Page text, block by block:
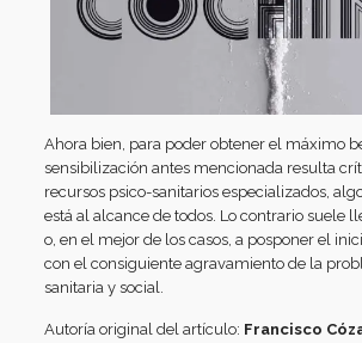
Ahora bien, para poder obtener el máximo
sensibilización antes mencionada resulta
recursos psico-sanitarios especializados,
está al alcance de todos. Lo contrario suele
o, en el mejor de los casos, a posponer el
con el consiguiente agravamiento de la
sanitaria y social.
Autoría original del artículo: Francisco